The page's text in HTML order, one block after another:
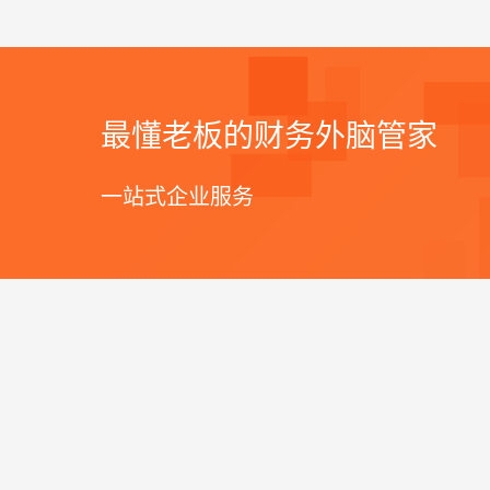
最懂老板的财务外脑管家
一站式企业服务